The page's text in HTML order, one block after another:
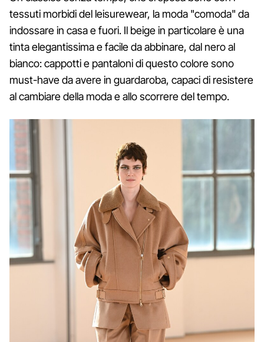
tessuti morbidi del leisurewear, la moda "comoda" da
indossare in casa e fuori. Il beige in particolare è una
tinta elegantissima e facile da abbinare, dal nero al
bianco: cappotti e pantaloni di questo colore sono
must-have da avere in guardaroba, capaci di resistere
al cambiare della moda e allo scorrere del tempo.